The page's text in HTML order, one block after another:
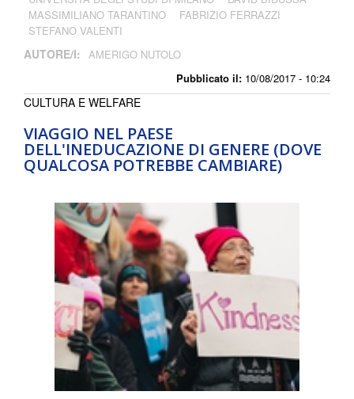
Pubblicato il: 10/08/2017 - 10:24
MASSIMILIANO TARANTINO
FABRIZIO FERRAZZI
STEFANO VALENTI
AUTORE/I: AMERIGO NUTOLO
VIAGGIO NEL PAESE
DELL'INEDUCAZIONE DI GENERE (DOVE
QUALCOSA POTREBBE CAMBIARE)
CULTURA E WELFARE